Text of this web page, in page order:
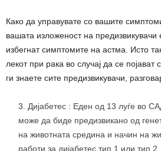
Како да управувате со вашите
вашата изложеност на предизвикувачи
избегнат симптомите на астма. Исто
лекот при рака во случај да се
ги знаете сите предизвикувачи,
Дијабетес : Еден од 13 луѓе во
може да биде предизвикано од
на животната средина и начин на
работи за дијабетес тип 1 или тип